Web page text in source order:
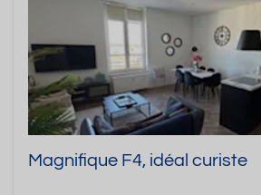
Magnifique F4, idéal curiste